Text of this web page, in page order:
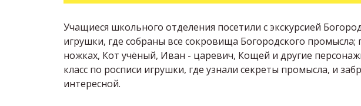
Учащиеся школьного отделения посетили с экскурсией
игрушки, где собраны все сокровища Богородского
ножках, Кот учёный, Иван - царевич, Кощей и другие
класс по росписи игрушки, где узнали секреты промысла, и
интересной.